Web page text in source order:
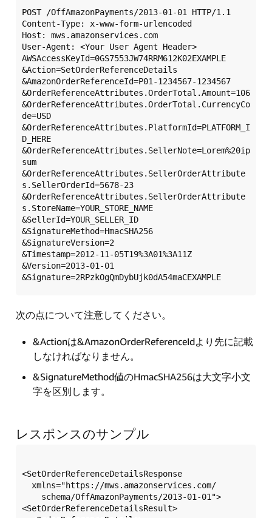
POST /OffAmazonPayments/2013-01-01 HTTP/1.1
Content-Type: x-www-form-urlencoded
Host: mws.amazonservices.com
User-Agent: <Your User Agent Header>
AWSAccessKeyId=0GS7553JW74RRM612K02EXAMPLE
&Action=SetOrderReferenceDetails
&AmazonOrderReferenceId=P01-1234567-1234567
&OrderReferenceAttributes.OrderTotal.Amount=106
&OrderReferenceAttributes.OrderTotal.CurrencyCo
de=USD
&OrderReferenceAttributes.PlatformId=PLATFORM_I
D_HERE
&OrderReferenceAttributes.SellerNote=Lorem%20ip
sum
&OrderReferenceAttributes.SellerOrderAttribute
s.SellerOrderId=5678-23
&OrderReferenceAttributes.SellerOrderAttribute
s.StoreName=YOUR_STORE_NAME
&SellerId=YOUR_SELLER_ID
&SignatureMethod=HmacSHA256
&SignatureVersion=2
&Timestamp=2012-11-05T19%3A01%3A11Z
&Version=2013-01-01
次の点について注意してください。
&Actionは&AmazonOrderReferenceIdより先に記載
しなければなりません。
&SignatureMethod値のHmacSHA256は大文字小文
字を区別します。
レスポンスのサンプル
<SetOrderReferenceDetailsResponse
<SetOrderReferenceDetailsResult>